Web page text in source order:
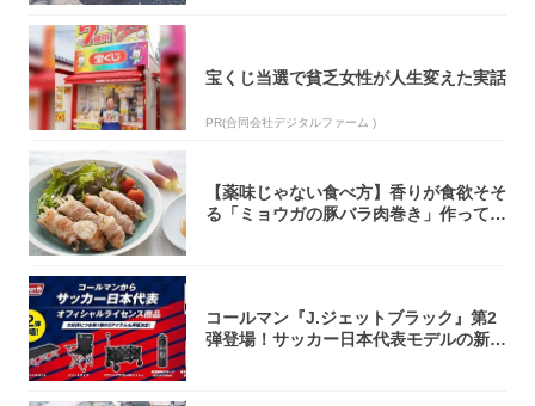
宝くじ当選で貧乏女性が人生変えた実話
PR(合同会社デジタルファーム )
【薬味じゃない食べ方】香りが食欲そそ
る「ミョウガの豚バラ肉巻き」作ってみ
コールマン『J.ジェットブラック』第2
弾登場！サッカー日本代表モデルの新作